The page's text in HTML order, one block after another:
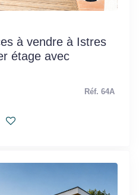
à vendre à Istres
étage avec
Réf. 64A